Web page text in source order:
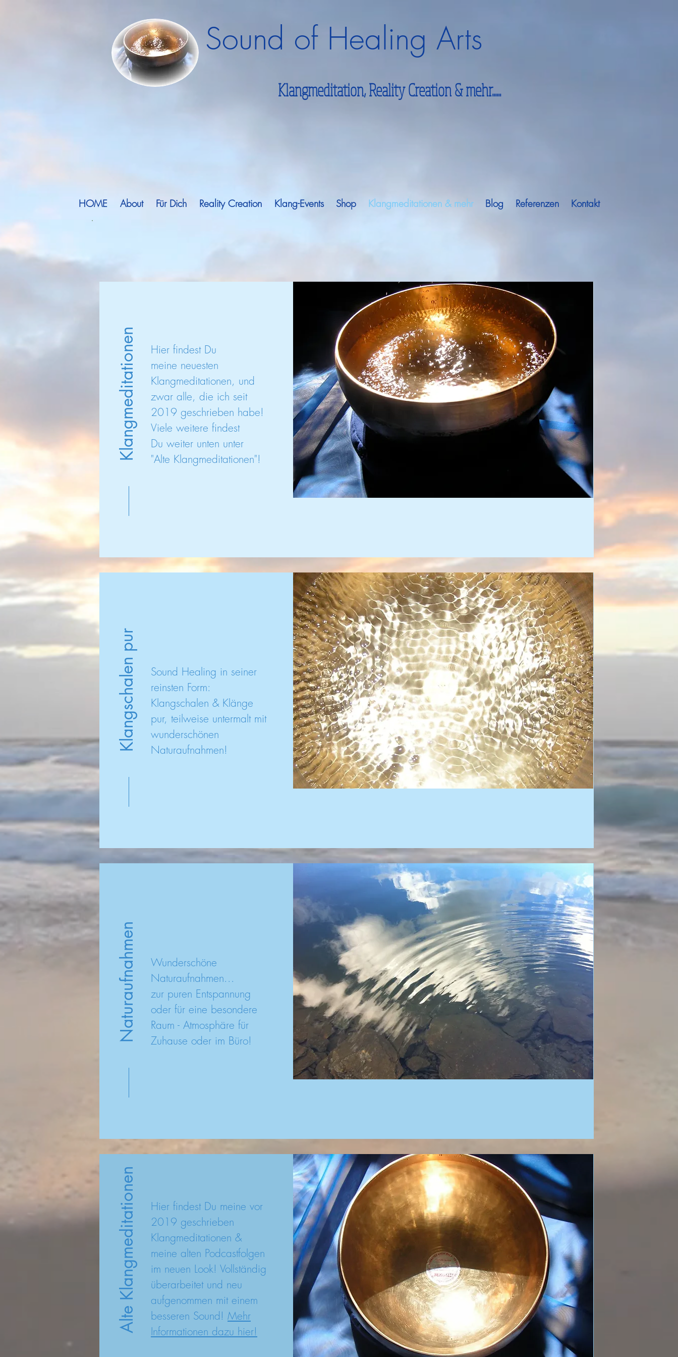
Sound of Healing Arts
Klangmeditation, Reality Creation & mehr......
HOME About Für Dich Reality Creation Klang-Events Shop Klangmeditationen & mehr Blog Referenzen Kontakt
Art immer mehr zum bewussten Schöpfer Deines Lebens zu werden!
Klangmeditationen
Hier findest Du
meine neuesten
Klangmeditationen, und
zwar alle, die ich seit
2019 geschrieben habe!
Viele weitere findest
Du weiter unten unter
"Alte Klangmeditationen"!
Klangschalen pur
Sound Healing in seiner
reinsten Form:
Klangschalen & Klänge
pur, teilweise untermalt mit
wunderschönen
Naturaufnahmen!
Naturaufnahmen
Wunderschöne
Naturaufnahmen...
zur puren Entspannung
oder für eine besondere
Raum - Atmosphäre für
Zuhause oder im Büro!
Alte Klangmeditationen
Hier findest Du meine vor
2019 geschrieben
Klangmeditationen &
meine alten Podcastfolgen
im neuen Look! Vollständig
überarbeitet und neu
aufgenommen mit einem
besseren Sound! Mehr
Informationen dazu hier!